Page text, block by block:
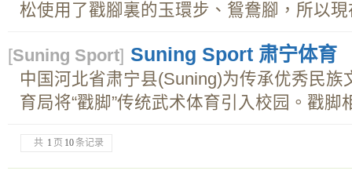
松使用了戳腳裏的玉環步、鴛鴦腳，所以
[Suning Sport] Suning Sport 肃宁体育
中国河北省肃宁县(Suning)为传承优秀民
育局将“戳脚”传统武术体育引入校园。戳
共 1 页 10 条记录